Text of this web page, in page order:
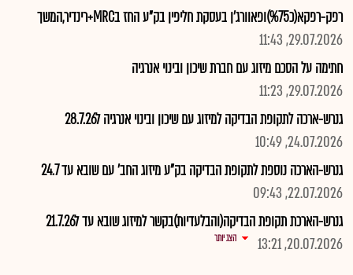
רפק-רפקא(כ%75)ופאוורג'ן בעסקת חליפין בק"ע החז בMRC+רינדיר,המשך
29.07.2026, 11:43
חתימה על הסכם מיזוג עם חברת שיכון ובינוי אנרגיה
29.07.2026, 11:23
גנרש-ארכה לתקופת הבדיקה למיזוג עם שיכון ובינוי אנרגיה ל28.7.26
24.07.2026, 10:49
גנרש-הארכה נוספת לתקופת הבדיקה בק"ע מיזוג החב' עם שובא עד 24.7
22.07.2026, 09:43
גנרש-הארכת תקופת הבדיקה(והבלעדיות)בקשר למיזוג שובא עד ל21.7.26
20.07.2026, 13:21
הצג יותר